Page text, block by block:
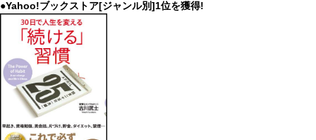
●Yahoo!ブックストア[ジャンル別]1位を獲得!